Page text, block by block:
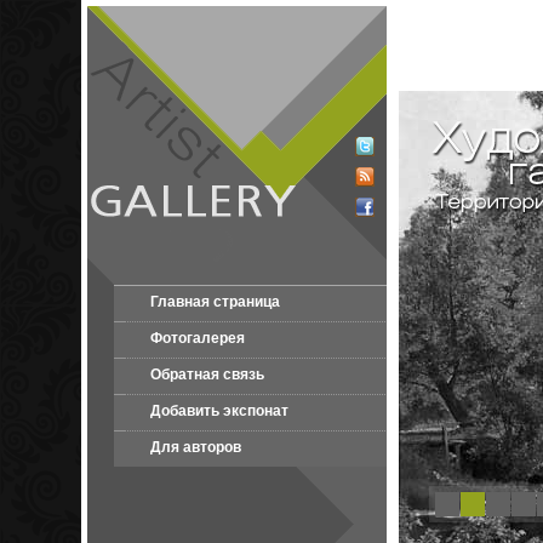
Главная страница
Фотогалерея
Обратная связь
Добавить экспонат
Для авторов